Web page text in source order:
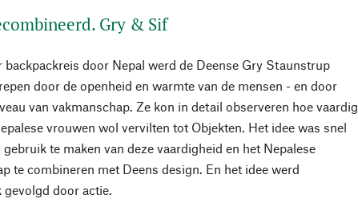
Gry & Sif
backpackreis door Nepal werd de Deense Gry Staunstrup
door de openheid en warmte van de mensen - en door
van vakmanschap. Ze kon in detail observeren hoe vaardig
vrouwen wol vervilten tot Objekten. Het idee was snel
te maken van deze vaardigheid en het Nepalese
te combineren met Deens design. En het idee werd
door actie.